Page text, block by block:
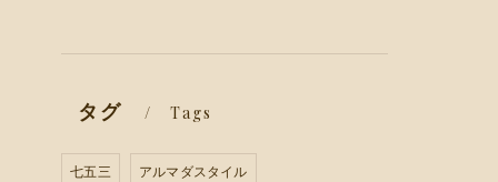
タグ Tags
七五三 アルマダスタイル